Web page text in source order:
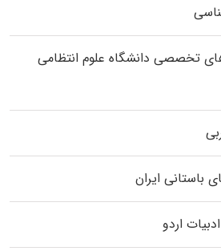
تخصصی داﻧﺸﮕﺎه ﻋﻠﻮم انتظامی
باستانی ایران
اردو